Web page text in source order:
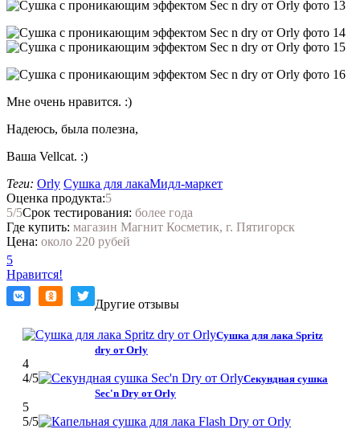
Мне очень нравится. :)
Надеюсь, была полезна,
Ваша Vellcat. :)
Теги: Orly Сушка для лакаМидл-маркет
Оценка продукта:5
5/5Срок тестирования: более года
Где купить: магазин Магнит Косметик, г. Пятигорск
Цена: около 220 рубей
5
Нравится!
Другие отзывы
Сушка для лака Spritz
dry от Orly
4
4/5
Секундная сушка
Sec'n Dry от Orly
5
5/5